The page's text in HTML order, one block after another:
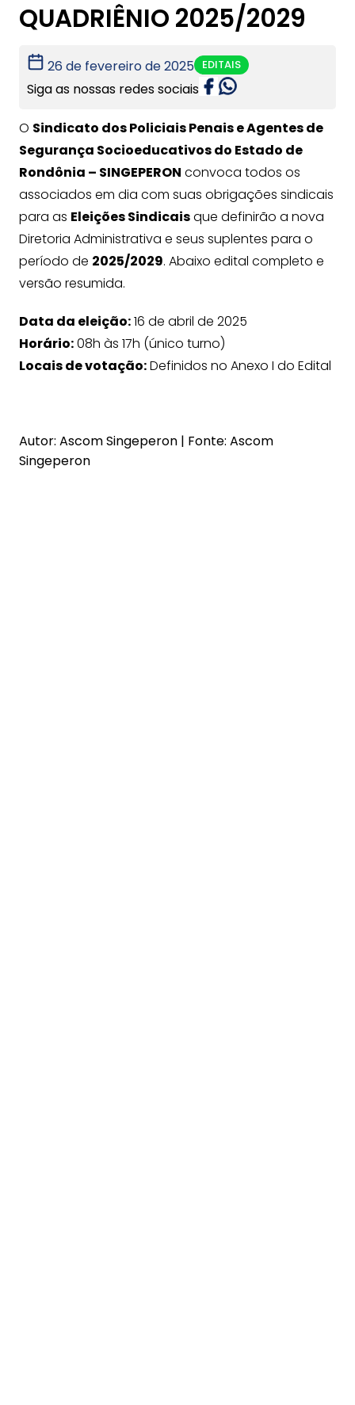
QUADRIÊNIO 2025/2029
26 de fevereiro de 2025 EDITAIS
Siga as nossas redes sociais
O Sindicato dos Policiais Penais e Agentes de
Segurança Socioeducativos do Estado de
Rondônia – SINGEPERON convoca todos os
associados em dia com suas obrigações sindicais
para as Eleições Sindicaisque definirão a nova
Diretoria Administrativa e seus suplentes para o
período de 2025/2029. Abaixo edital completo e
versão resumida.
Data da eleição:16 de abril de 2025
Horário:08h às 17h (único turno)
Locais de votação:Definidos no Anexo I do Edital
Autor: Ascom Singeperon | Fonte: Ascom
Singeperon